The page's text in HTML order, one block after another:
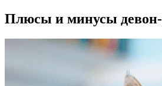
Плюсы и минусы девон-